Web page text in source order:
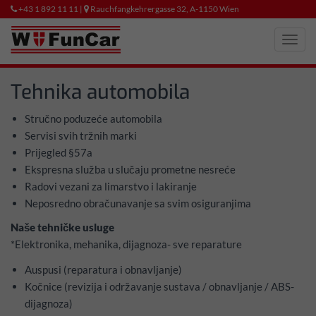
+43 1 892 11 11 | Rauchfangkehrergasse 32, A-1150 Wien
Tehnika automobila
Stručno poduzeće automobila
Servisi svih tržnih marki
Prijegled §57a
Ekspresna služba u slučaju prometne nesreće
Radovi vezani za limarstvo i lakiranje
Neposredno obračunavanje sa svim osiguranjima
Naše tehničke usluge
*Elektronika, mehanika, dijagnoza- sve reparature
Auspusi (reparatura i obnavljanje)
Kočnice (revizija i održavanje sustava / obnavljanje /ABS-
dijagnoza)